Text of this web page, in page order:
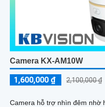
Camera KX-AM10W
1,600,000 ₫ 2,100,000 ₫
Camera hỗ trợ nhìn đêm nhờ